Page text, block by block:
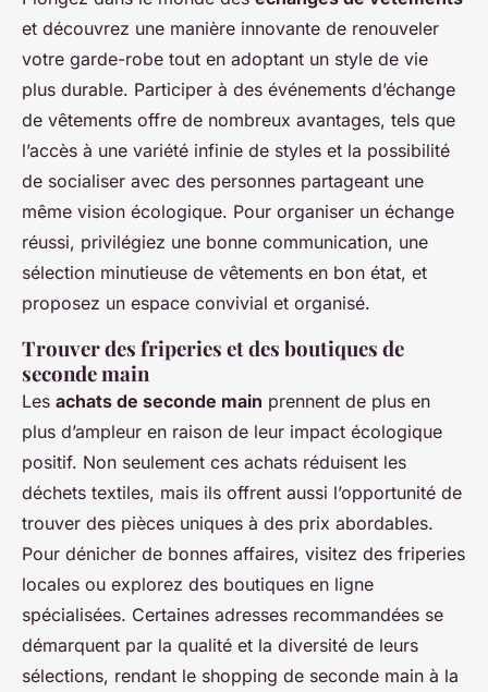
et découvrez une manière innovante de renouveler
votre garde-robe tout en adoptant un style de vie
plus durable. Participer à des événements d’échange
de vêtements offre de nombreux avantages, tels que
l’accès à une variété infinie de styles et la possibilité
de socialiser avec des personnes partageant une
même vision écologique. Pour organiser un échange
réussi, privilégiez une bonne communication, une
sélection minutieuse de vêtements en bon état, et
proposez un espace convivial et organisé.
Trouver des friperies et des boutiques de
seconde main
Les achats de seconde main prennent de plus en
plus d’ampleur en raison de leur impact écologique
positif. Non seulement ces achats réduisent les
déchets textiles, mais ils offrent aussi l’opportunité de
trouver des pièces uniques à des prix abordables.
Pour dénicher de bonnes affaires, visitez des friperies
locales ou explorez des boutiques en ligne
spécialisées. Certaines adresses recommandées se
démarquent par la qualité et la diversité de leurs
sélections, rendant le shopping de seconde main à la